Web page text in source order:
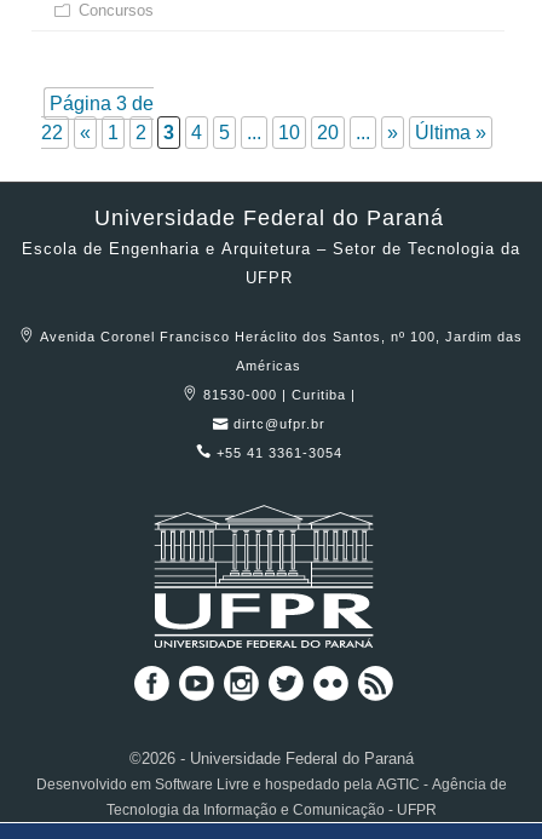
Concursos
Página 3 de
22
« 1 2 3 4 5 ... 10 20 ... » Última »
Universidade Federal do Paraná
Escola de Engenharia e Arquitetura – Setor de Tecnologia da
UFPR
Avenida Coronel Francisco Heráclito dos Santos, nº 100, Jardim das
Américas
81530-000 | Curitiba |
dirtc@ufpr.br
+55 41 3361-3054
©2026 - Universidade Federal do Paraná
Desenvolvido em Software Livre e hospedado pela AGTIC - Agência de
Tecnologia da Informação e Comunicação - UFPR